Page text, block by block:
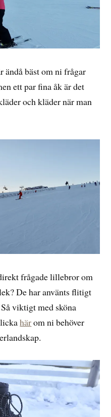
ändå bäst om ni frågar
ett par fina åk är det
och kläder när man
frågade lillebror om
De har använts flitigt
viktigt med sköna
härom ni behöver